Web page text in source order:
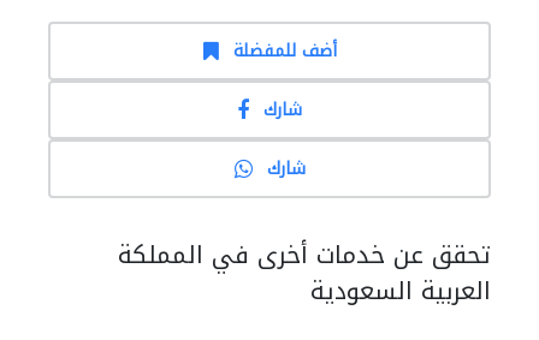
أضف للمفضلة
شارك
شارك
تحقق عن خدمات أخرى في المملكة
العربية السعودية